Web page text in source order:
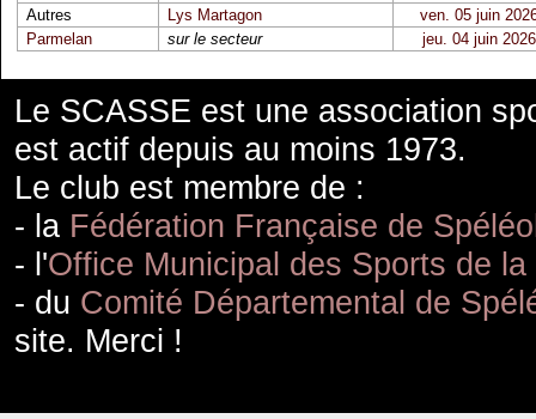
Autres
Lys Martagon
ven. 05 juin
Parmelan
sur le secteur jeu. 04 juin 2026
Le SCASSE est une association
est actif depuis au moins 1973.
Le club est membre de :
- la Fédération Française de
- l'Office Municipal des Sports de
- du Comité Départemental de
site. Merci !